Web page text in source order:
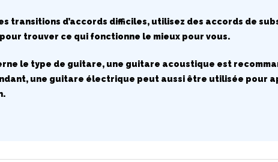
transitions d’accords difficiles, utilisez des accords de
trouver ce qui fonctionne le mieux pour vous.
le type de guitare, une guitare acoustique est
une guitare électrique peut aussi être utilisée pour